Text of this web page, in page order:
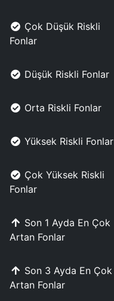
Çok Düşük Riskli
Fonlar
Düşük Riskli Fonlar
Orta Riskli Fonlar
Yüksek Riskli Fonlar
Çok Yüksek Riskli
Fonlar
Son 1 Ayda En Çok
Artan Fonlar
Son 3 Ayda En Çok
Artan Fonlar